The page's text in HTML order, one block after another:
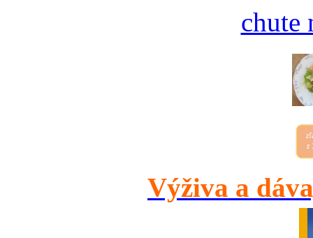
chute
Výživa a